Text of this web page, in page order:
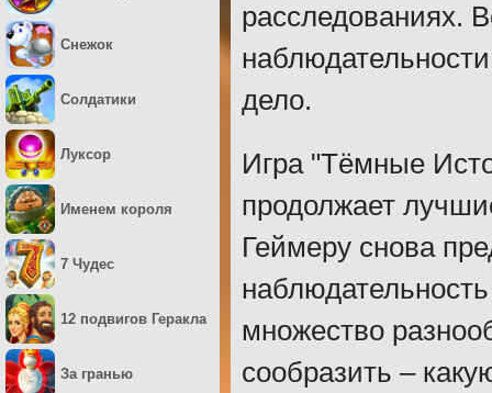
расследованиях.
дело.
Игра "Тёмные
продолжает
Геймеру снова
множество
сообразить –
Снежок
Солдатики
Луксор
Именем короля
7 Чудес
12 подвигов Геракла
За гранью